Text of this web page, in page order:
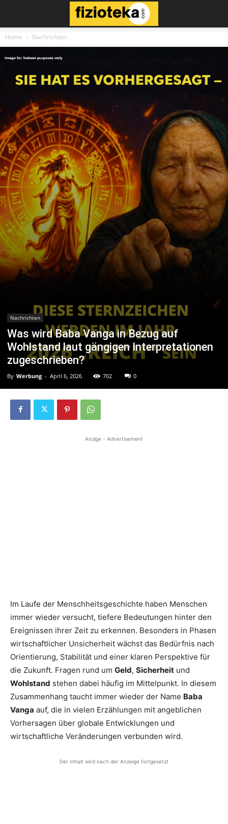
Home Nachrichten
Nachrichten
Was wird Baba Vanga in Bezug auf
Wohlstand laut gängigen Interpretationen
zugeschrieben?
By Werbung - April 6, 2026 702 0
Anzige - Advertisement
Im Laufe der Menschheitsgeschichte haben Menschen
immer wieder versucht, tiefere Bedeutungen hinter den
Ereignissen ihrer Zeit zu erkennen. Besonders in Phasen
wirtschaftlicher Unsicherheit wächst das Bedürfnis nach
Orientierung, Stabilität und einer klaren Perspektive für
die Zukunft. Fragen rund um Geld, Sicherheit und
Wohlstand stehen dabei häufig im Mittelpunkt. In diesem
Zusammenhang taucht immer wieder der Name Baba
Vanga auf, die in vielen Erzählungen mit angeblichen
Vorhersagen über globale Entwicklungen und
wirtschaftliche Veränderungen verbunden wird.
Der Inhalt wird nach der Anzeige fortgesetzt